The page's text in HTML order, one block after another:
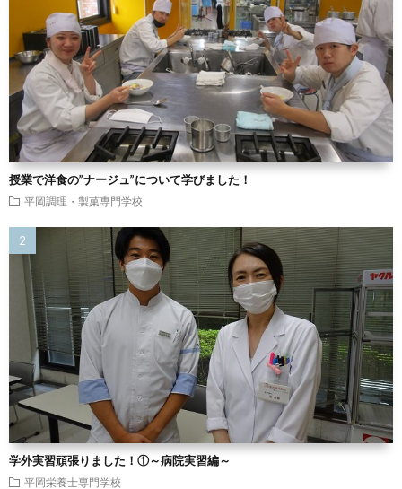
授業で洋食の”ナージュ”について学びました！
平岡調理・製菓専門学校
学外実習頑張りました！①～病院実習編～
平岡栄養士専門学校